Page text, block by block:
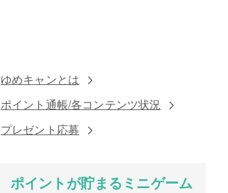
ゆめキャンとは
ポイント通帳/各コンテンツ状況
プレゼント応募
ポイントが貯まるミニゲーム